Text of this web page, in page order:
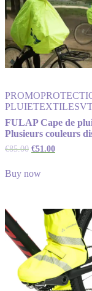
PROMO
PLUIETEXTILES
FULAP Cape de
Plusieurs couleurs
€85.00 €51.00
Buy now